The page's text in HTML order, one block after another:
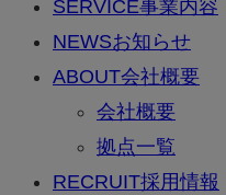
SERVICE事業内容
NEWSお知らせ
ABOUT会社概要
会社概要
拠点一覧
RECRUIT採用情報